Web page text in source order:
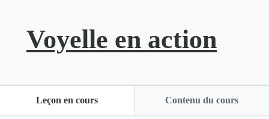
Voyelle en action
Leçon en cours Contenu du cours